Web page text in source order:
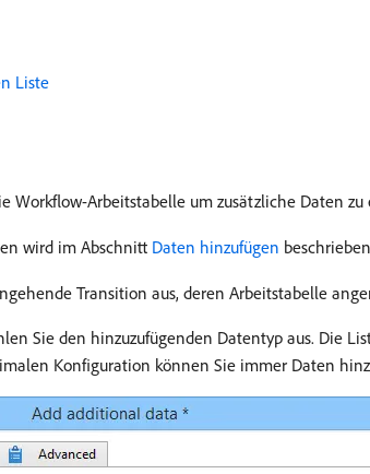
Liste
Workflow-Arbeitstabelle um zusätzliche Daten
wird im Abschnitt Daten hinzufügen
Transition aus, deren Arbeitstabelle
Sie den hinzuzufügenden Datentyp aus. Die
Konfiguration können Sie immer Daten